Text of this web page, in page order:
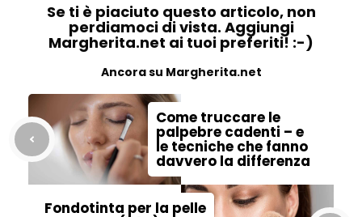
Se ti è piaciuto questo articolo, non
perdiamoci di vista. Aggiungi
Margherita.net ai tuoi preferiti! :-)
Ancora su Margherita.net
Come truccare le
palpebre cadenti – e
le tecniche che fanno
davvero la differenza
Fondotinta per la pelle